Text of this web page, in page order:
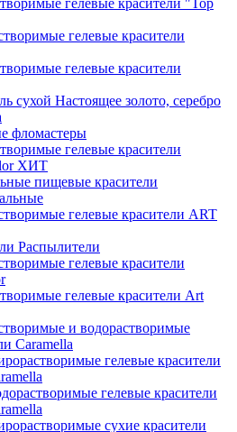
гелевые красители "Top
гелевые красители
гелевые красители
сухой Настоящее золото, серебро
фломастеры
гелевые красители
ХИТ
пищевые красители
гелевые красители ART
Распылители
гелевые красители
гелевые красители Art
и водорастворимые
Caramella
гелевые красители
гелевые красители
сухие красители